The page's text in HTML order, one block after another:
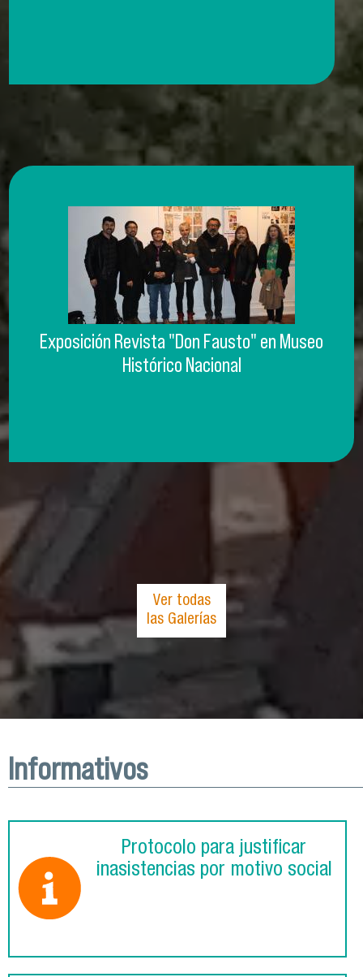
Exposición Revista "Don Fausto" en Museo
Histórico Nacional
Ver todas
las Galerías
Informativos
Protocolo para justificar
inasistencias por motivo social